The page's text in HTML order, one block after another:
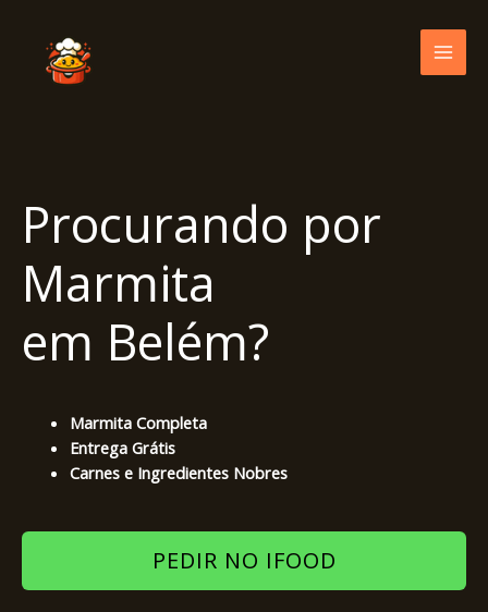
content
Procurando por
Marmita
em Belém?
Marmita Completa
Entrega Grátis
Carnes e Ingredientes Nobres
PEDIR NO IFOOD